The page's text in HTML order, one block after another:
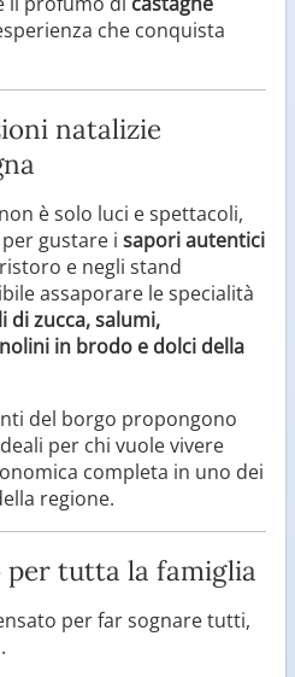
che conquista
natalizie
è solo luci e spettacoli,
gustare i sapori autentici
e negli stand
assaporare le specialità
di zucca, salumi,
in brodo e dolci della
del borgo propongono
per chi vuole vivere
completa in uno dei
regione.
per tutta la famiglia
per far sognare tutti,